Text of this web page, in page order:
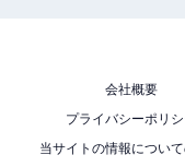
会社概要
プライバシーポリ
当サイトの情報につい